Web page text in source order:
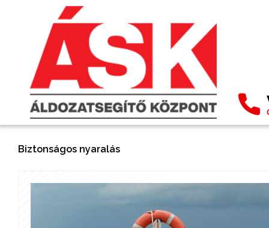
Biztonságos nyaralás